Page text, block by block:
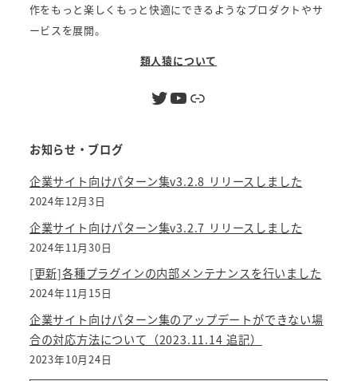
作をもっと楽しくもっと快適にできるようなプロダクトやサ
ービスを展開。
類人猿について
Twitter YouTube リンク
お知らせ・ブログ
企業サイト向けパターン集v3.2.8 リリースしました
2024年12月3日
企業サイト向けパターン集v3.2.7 リリースしました
2024年11月30日
[更新]各種プラグインの内部メンテナンスを行いました
2024年11月15日
企業サイト向けパターン集のアップデートができない場
合の対応方法について（2023.11.14 追記）
2023年10月24日